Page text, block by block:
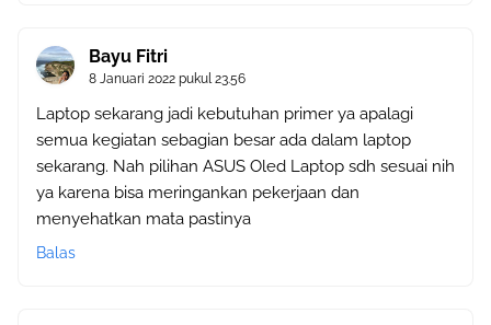
Bayu Fitri
8 Januari 2022 pukul 23.56
Laptop sekarang jadi kebutuhan primer ya apalagi
semua kegiatan sebagian besar ada dalam laptop
sekarang. Nah pilihan ASUS Oled Laptop sdh sesuai nih
ya karena bisa meringankan pekerjaan dan
menyehatkan mata pastinya
Balas